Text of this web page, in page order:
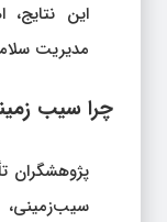
این
مدیریت
چرا سیب‌
پژوهشگران